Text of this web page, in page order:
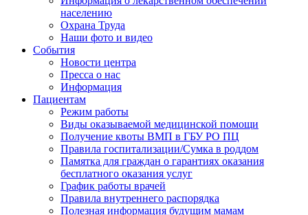
населению
Охрана Труда
Наши фото и видео
События
Новости центра
Пресса о нас
Информация
Пациентам
Режим работы
Виды оказываемой медицинской помощи
Получение квоты ВМП в ГБУ РО ПЦ
Правила госпитализации/Сумка в роддом
Памятка для граждан о гарантиях оказания
бесплатного оказания услуг
График работы врачей
Правила внутреннего распорядка
Полезная информация будущим мамам